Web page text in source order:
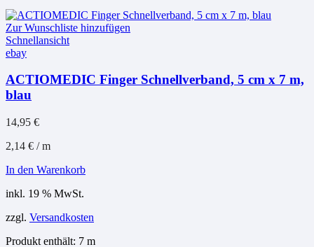
Zur Wunschliste hinzufügen
Schnellansicht
ebay
ACTIOMEDIC Finger Schnellverband, 5 cm x 7 m,
blau
14,95 €
2,14 € /m
In den Warenkorb
inkl. 19 % MwSt.
zzgl. Versandkosten
Produkt enthält: 7 m